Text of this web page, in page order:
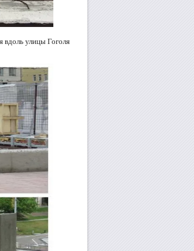
вдоль улицы Гоголя